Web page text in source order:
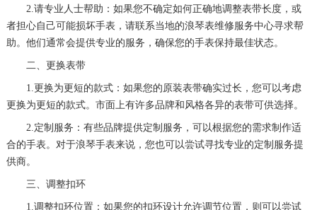
2.请专业人士帮助：如果您不确定如何正确地调整表带长度，或
者担心自己可能损坏手表，请联系当地的浪琴表维修服务中心寻求帮
助。他们通常会提供专业的服务，确保您的手表保持最佳状态。
二、更换表带
1.更换为更短的款式：如果您的原装表带确实过长，您可以考虑
更换为更短的款式。市面上有许多品牌和风格各异的表带可供选择。
2.定制服务：有些品牌提供定制服务，可以根据您的需求制作适
合的手表。对于浪琴手表来说，您也可以尝试寻找专业的定制服务提
供商。
三、调整扣环
1.调整扣环位置：如果您的扣环设计允许调节位置，则可以尝试